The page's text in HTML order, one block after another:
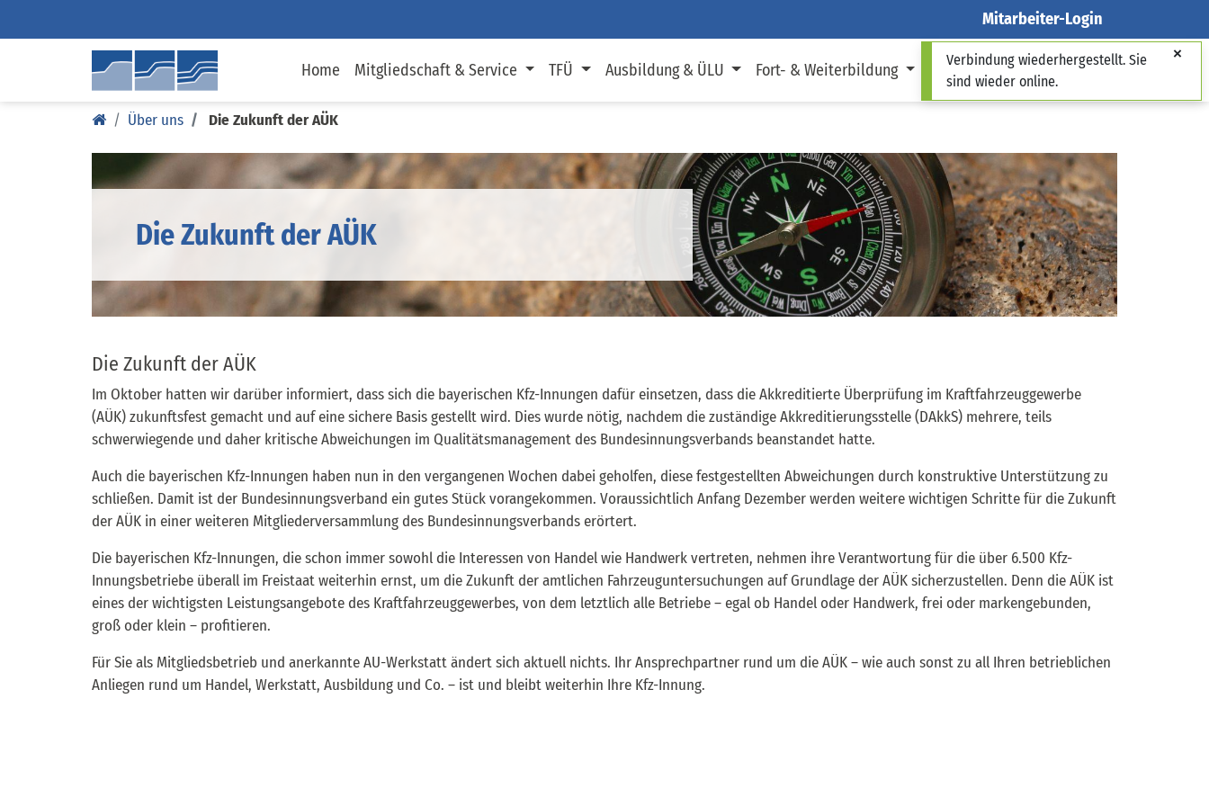
Mitarbeiter-Login
Home Mitgliedschaft & Service TFÜ Ausbildung & ÜLU Fort- & Weiterbildung Über uns
Über uns Die Zukunft der AÜK
Die Zukunft der AÜK
Die Zukunft der AÜK
Im Oktober hatten wir darüber informiert, dass sich die bayerischen Kfz-Innungen dafür einsetzen, dass die Akkreditierte Überprüfung im Kraftfahrzeuggewerbe
(AÜK) zukunftsfest gemacht und auf eine sichere Basis gestellt wird. Dies wurde nötig, nachdem die zuständige Akkreditierungsstelle (DAkkS) mehrere, teils
schwerwiegende und daher kritische Abweichungen im Qualitätsmanagement des Bundesinnungsverbands beanstandet hatte.
Auch die bayerischen Kfz-Innungen haben nun in den vergangenen Wochen dabei geholfen, diese festgestellten Abweichungen durch konstruktive Unterstützung zu
schließen. Damit ist der Bundesinnungsverband ein gutes Stück vorangekommen. Voraussichtlich Anfang Dezember werden weitere wichtigen Schritte für die Zukunft
der AÜK in einer weiteren Mitgliederversammlung des Bundesinnungsverbands erörtert.
Die bayerischen Kfz-Innungen, die schon immer sowohl die Interessen von Handel wie Handwerk vertreten, nehmen ihre Verantwortung für die über 6.500 Kfz-
Innungsbetriebe überall im Freistaat weiterhin ernst, um die Zukunft der amtlichen Fahrzeuguntersuchungen auf Grundlage der AÜK sicherzustellen. Denn die AÜK ist
eines der wichtigsten Leistungsangebote des Kraftfahrzeuggewerbes, von dem letztlich alle Betriebe – egal ob Handel oder Handwerk, frei oder markengebunden,
groß oder klein – profitieren.
Für Sie als Mitgliedsbetrieb und anerkannte AU-Werkstatt ändert sich aktuell nichts. Ihr Ansprechpartner rund um die AÜK – wie auch sonst zu all Ihren betrieblichen
Anliegen rund um Handel, Werkstatt, Ausbildung und Co. – ist und bleibt weiterhin Ihre Kfz-Innung.
Verbindung wiederhergestellt. Sie
sind wieder online.